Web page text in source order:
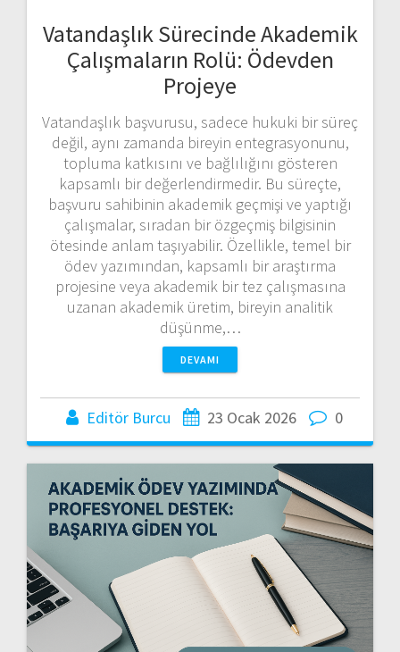
Vatandaşlık Sürecinde Akademik
Çalışmaların Rolü: Ödevden
Projeye
Vatandaşlık başvurusu, sadece hukuki bir süreç
değil, aynı zamanda bireyin entegrasyonunu,
topluma katkısını ve bağlılığını gösteren
kapsamlı bir değerlendirmedir. Bu süreçte,
başvuru sahibinin akademik geçmişi ve yaptığı
çalışmalar, sıradan bir özgeçmiş bilgisinin
ötesinde anlam taşıyabilir. Özellikle, temel bir
ödev yazımından, kapsamlı bir araştırma
projesine veya akademik bir tez çalışmasına
uzanan akademik üretim, bireyin analitik
düşünme,…
DEVAMI
Editör Burcu 23 Ocak 2026 0